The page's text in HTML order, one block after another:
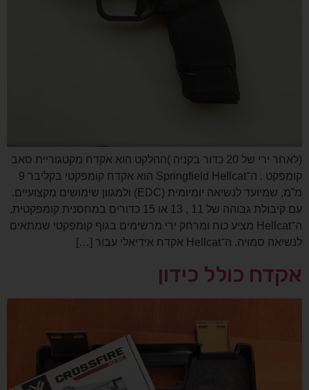
(לאחר ירי של 20 כדור בקניה )ההלקט הוא אקדח מקטגוריית סאב
קומפקט . ה־Springfield Hellcat הוא אקדח קומפקטי בקליבר 9
מ”מ, שמיועד לנשיאה יומיומית (EDC) ולמגוון שימושים מקצועיים.
עם קיבולת גבוהה של 11 , 13 או 15 כדורים במחסנית קומפקטית,
ה־Hellcat מציע כוח ומרחק ירי מרשימים בגוף קומפקטי שמתאים
לנשיאה סמויה. ה־Hellcat אקדח אידיאלי עבור […]
אקדח כולל כידון